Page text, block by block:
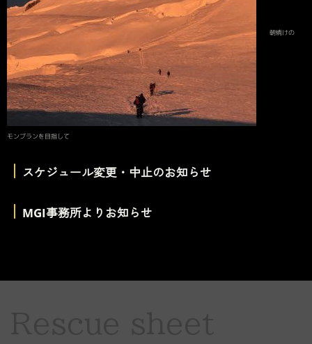
朝焼けの
モンブランを目指して
スケジュール変更・中止のお知らせ
MGI事務所よりお知らせ